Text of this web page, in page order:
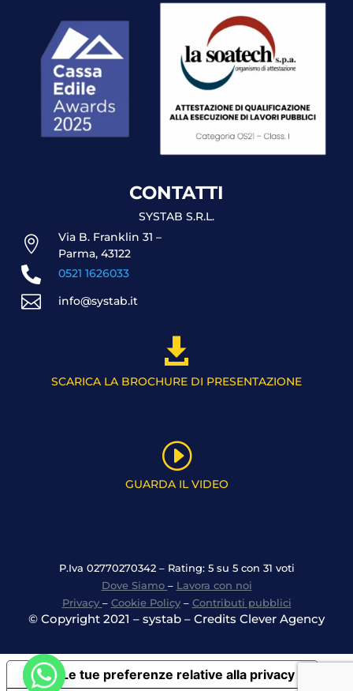
CONTATTI
SYSTAB S.R.L.

Via B. Franklin 31 –
Parma, 43122
 0521 1626033
 info@systab.it

SCARICA LA BROCHURE DI PRESENTAZIONE
I
GUARDA IL VIDEO
P.Iva 02770270342 – Rating: 5 su 5 con 31 voti
Dove Siamo – Lavora con noi
Privacy – Cookie Policy– Contributi pubblici
© Copyright 2021 – systab – Credits Clever Agency
Le tue preferenze relative alla privacy